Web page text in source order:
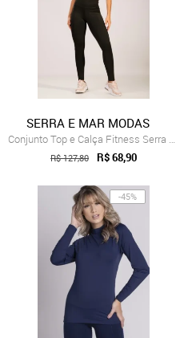
SERRA E MAR MODAS
Conjunto Top e Calça Fitness Serra E Mar...
R$ 127,80 R$ 68,90
-45%